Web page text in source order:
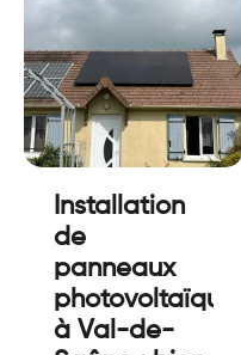
Installation
de
panneaux
photovoltaïques
à Val-de-